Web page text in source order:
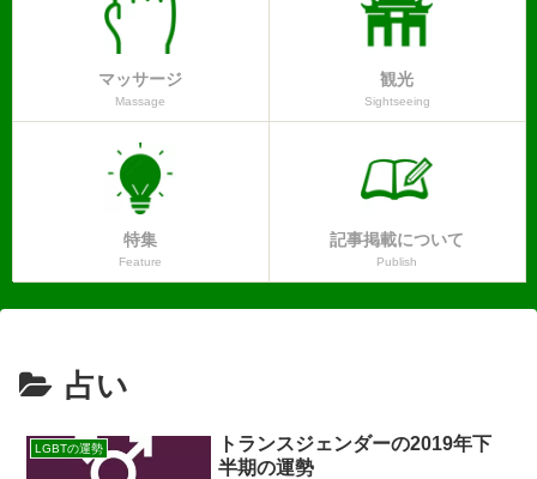
マッサージ
Massage
観光
Sightseeing
特集
Feature
記事掲載について
Publish
占い
LGBTの運勢
トランスジェンダーの2019年下
半期の運勢